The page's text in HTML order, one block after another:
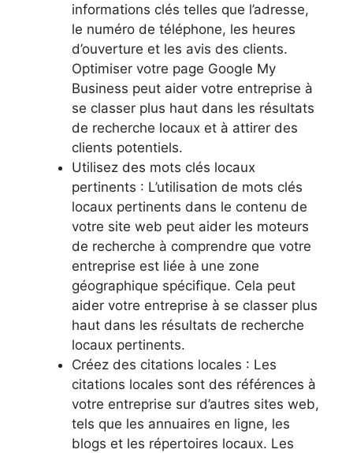
informations clés telles que l’adresse,
le numéro de téléphone, les heures
d’ouverture et les avis des clients.
Optimiser votre page Google My
Business peut aider votre entreprise à
se classer plus haut dans les résultats
de recherche locaux et à attirer des
clients potentiels.
Utilisez des mots clés locaux
pertinents : L’utilisation de mots clés
locaux pertinents dans le contenu de
votre site web peut aider les moteurs
de recherche à comprendre que votre
entreprise est liée à une zone
géographique spécifique. Cela peut
aider votre entreprise à se classer plus
haut dans les résultats de recherche
locaux pertinents.
Créez des citations locales : Les
citations locales sont des références à
votre entreprise sur d’autres sites web,
tels que les annuaires en ligne, les
blogs et les répertoires locaux. Les